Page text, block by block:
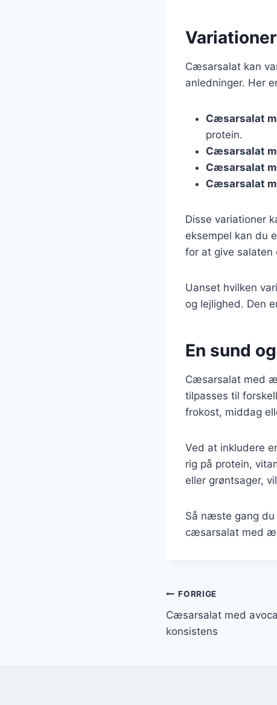
Cæsarsalat kan
anledninger. Her
Cæsarsalat
protein.
Cæsarsalat
Cæsarsalat
Cæsarsalat
Disse variationer
eksempel kan du
for at give salaten
Uanset hvilken
og lejlighed. Den
En sund
Cæsarsalat med
tilpasses til
frokost, middag
Ved at inkludere
rig på protein,
eller grøntsager,
Så næste gang
cæsarsalat med
FORRIGE
Cæsarsalat med
konsistens